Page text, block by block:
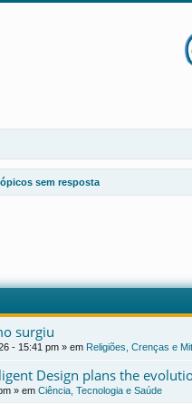
sem resposta
surgiu
- 15:41 pm » em Religiões, Crenças e
Design plans the
» em Ciência, Tecnologia e Saúde